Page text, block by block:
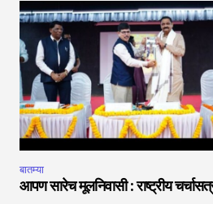
बातम्या
आपण सारेच मूलनिवासी : राष्ट्रीय